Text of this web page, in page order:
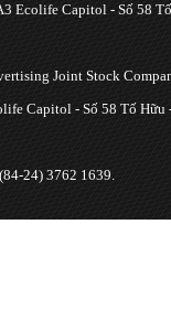
Ecolife Capitol - Số 58
Joint Stock
Capitol - Số 58 Tố Hữu
24) 3762 1639.